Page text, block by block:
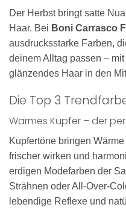
Der Herbst bringt satte
Haar. Bei Boni Carrasco
ausdrucksstarke Farben,
deinem Alltag passen –
glänzendes Haar in den
Die Top 3
Warmes Kupfer – der
Kupfertöne bringen
frischer wirken und
erdigen Modefarben der
Strähnen oder All-Over-
lebendige Reflexe und